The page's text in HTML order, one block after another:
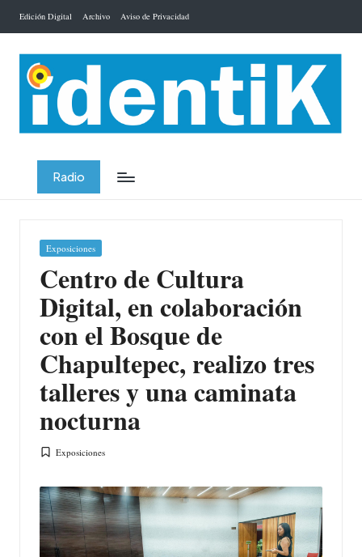
Saltar
contenido
Edición Digital Archivo Aviso de Privacidad
Radio
Publicada
Exposiciones
Centro de Cultura
Digital, en colaboración
con el Bosque de
Chapultepec, realizo tres
talleres y una caminata
nocturna
Publicada
Exposiciones